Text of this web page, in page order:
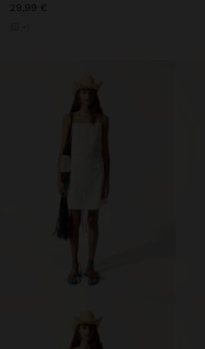
29,99 €